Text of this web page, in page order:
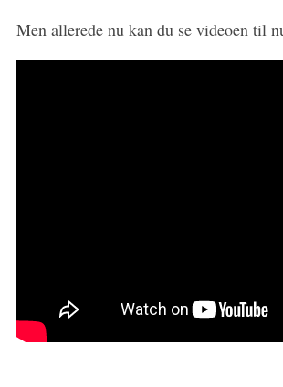
Men allerede nu kan du se videoen til